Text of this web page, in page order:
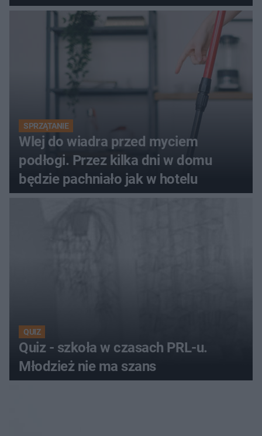
SPRZĄTANIE
Wlej do wiadra przed myciem
podłogi. Przez kilka dni w domu
będzie pachniało jak w hotelu
QUIZ
Quiz - szkoła w czasach PRL-u.
Młodzież nie ma szans